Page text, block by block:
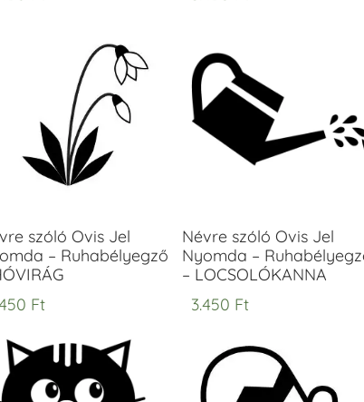
szóló Ovis Jel
– Ruhabélyegző
Ft
Névre szóló Ovis Jel
Nyomda –
– LOCSOLÓKANNA
3.450 Ft